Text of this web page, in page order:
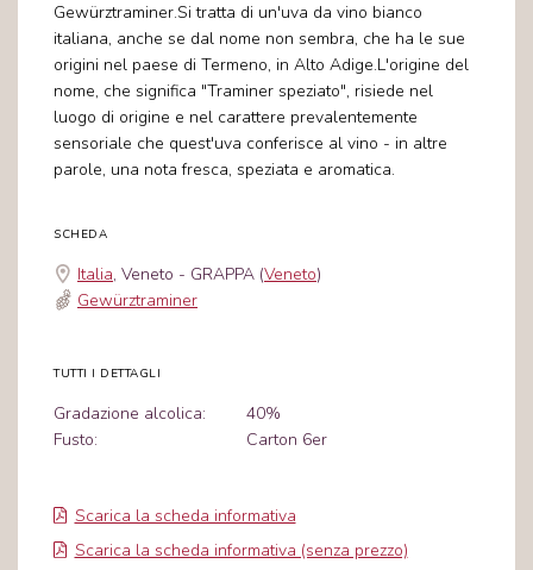
Gewürztraminer.Si tratta di un'uva da vino bianco
italiana, anche se dal nome non sembra, che ha le sue
origini nel paese di Termeno, in Alto Adige.L'origine del
nome, che significa "Traminer speziato", risiede nel
luogo di origine e nel carattere prevalentemente
sensoriale che quest'uva conferisce al vino - in altre
parole, una nota fresca, speziata e aromatica.
SCHEDA
Italia, Veneto - GRAPPA (Veneto)
Gewürztraminer
TUTTI I DETTAGLI
Gradazione alcolica:
40%
Fusto:
Carton 6er
Scarica la scheda informativa
Scarica la scheda informativa (senza prezzo)